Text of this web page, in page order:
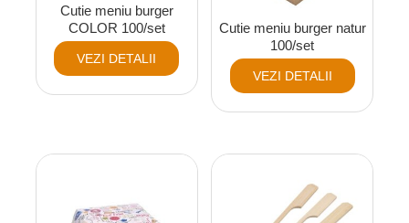
Cutie meniu burger
COLOR 100/set
VEZI DETALII
Cutie meniu burger natur
100/set
VEZI DETALII